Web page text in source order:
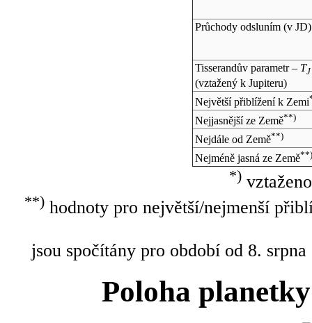
Průchody odsluním (v JD)
Tisserandův parametr – TJ
(vztažený k Jupiteru)
Největší přiblížení k Zemi
Nejjasnější ze Země**)
Nejdále od Země**)
Nejméně jasná ze Země**)
*)
**)hodnoty pro největší/nejmenší
jsou spočítány pro období od 8.
Poloha